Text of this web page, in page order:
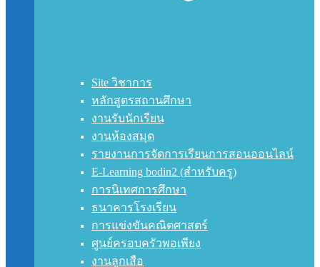
Site วิชาการ
หลักสูตรสถานศึกษา
งานรับนักเรียน
งานห้องสมุด
รายงานการจัดการเรียนการสอนออนไลน์
E-Learning bodin2 (สำหรับครู)
การนิเทศการศึกษา
ธนาคารโรงเรียน
การแข่งขันคณิตศาสตร์
ศูนย์ครอบครัวพอเพียง
งานลูกเสือ